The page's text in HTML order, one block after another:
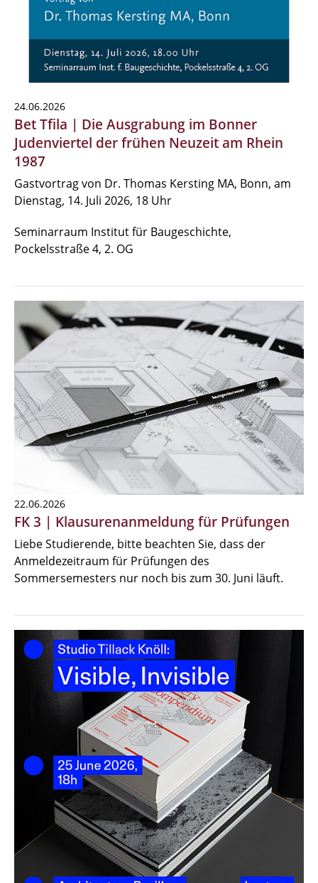
24.06.2026
Bet Tfila | Die Ausgrabung im Bonner
Judenviertel der frühen Neuzeit am Rhein
1987
Gastvortrag von Dr. Thomas Kersting MA, Bonn, am
Dienstag, 14. Juli 2026, 18 Uhr
Seminarraum Institut für Baugeschichte,
Pockelsstraße 4, 2. OG
22.06.2026
FK 3 | Klausurenanmeldung für Prüfungen
Liebe Studierende, bitte beachten Sie, dass der
Anmeldezeitraum für Prüfungen des
Sommersemesters nur noch bis zum 30. Juni läuft.